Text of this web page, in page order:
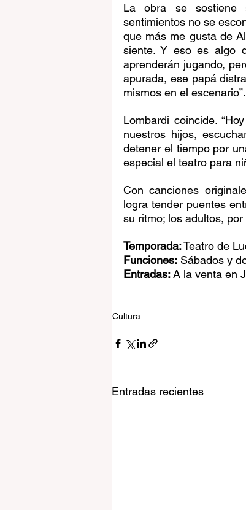
La obra se sostiene
sentimientos no se
que más me gusta de
siente. Y eso es algo
aprenderán jugando,
apurada, ese papá
mismos en el escenario”.
Lombardi coincide.
nuestros hijos,
detener el tiempo por
especial el teatro para
Con canciones
logra tender puentes
su ritmo; los adultos,
Temporada: Teatro de
Funciones: Sábados y
Entradas: A la venta en
Cultura
Entradas recientes